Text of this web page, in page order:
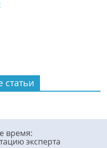
статьи
время:
эксперта